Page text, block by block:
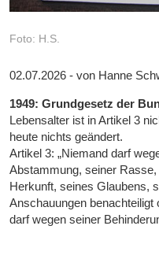
Foto: H.S.
02.07.2026 - von Hanne
1949: Grundgesetz der
Lebensalter ist in Artikel 3
heute nichts geändert.
Artikel 3: „Niemand darf
Abstammung, seiner
Herkunft, seines Glaubens,
Anschauungen
darf wegen seiner